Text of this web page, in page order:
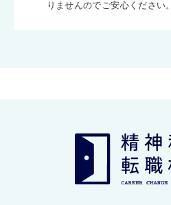
りませんのでご安心ください。